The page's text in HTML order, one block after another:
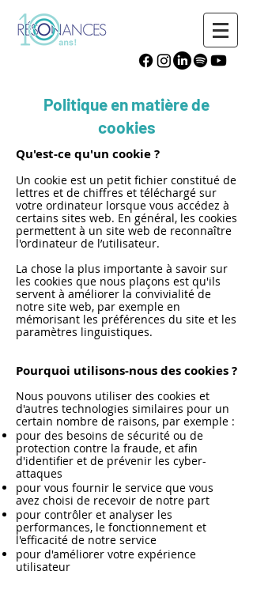
Politique en matière de
cookies
Qu'est-ce qu'un cookie ?
Un cookie est un petit fichier constitué de
lettres et de chiffres et téléchargé sur
votre ordinateur lorsque vous accédez à
certains sites web. En général, les cookies
permettent à un site web de reconnaître
l'ordinateur de l’utilisateur.
La chose la plus importante à savoir sur
les cookies que nous plaçons est qu'ils
servent à améliorer la convivialité de
notre site web, par exemple en
mémorisant les préférences du site et les
paramètres linguistiques.
Pourquoi utilisons-nous des cookies ?
Nous pouvons utiliser des cookies et
d'autres technologies similaires pour un
certain nombre de raisons, par exemple :
pour des besoins de sécurité ou de
protection contre la fraude, et afin
d'identifier et de prévenir les cyber-
attaques
pour vous fournir le service que vous
avez choisi de recevoir de notre part
pour contrôler et analyser les
performances, le fonctionnement et
l'efficacité de notre service
pour d'améliorer votre expérience
utilisateur